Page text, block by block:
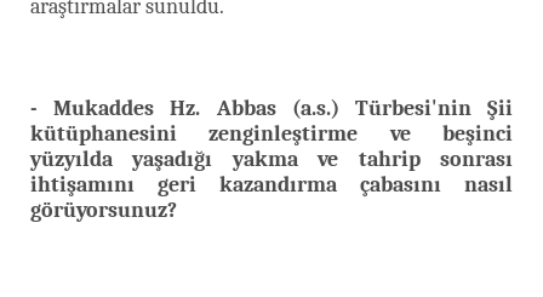
araştırmalar sunuldu.
- Mukaddes Hz. Abbas (a.s.) Türbesi'nin Şii
kütüphanesini zenginleştirme ve beşinci
yüzyılda yaşadığı yakma ve tahrip sonrası
ihtişamını geri kazandırma çabasını nasıl
görüyorsunuz?